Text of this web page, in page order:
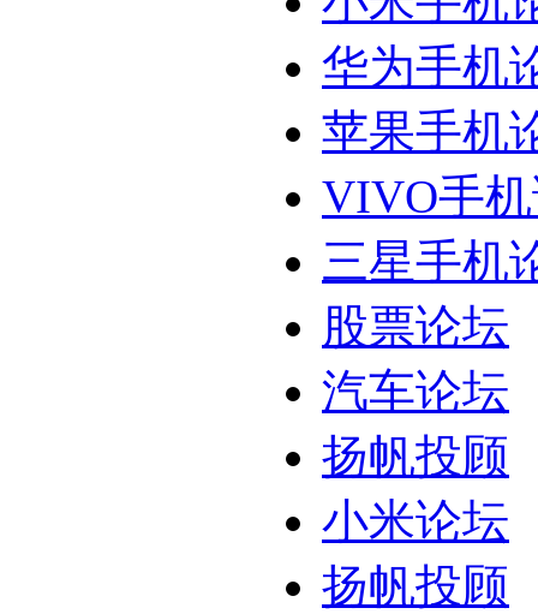
华为手机
苹果手机
VIVO手
三星手机
股票论坛
汽车论坛
扬帆投顾
小米论坛
扬帆投顾